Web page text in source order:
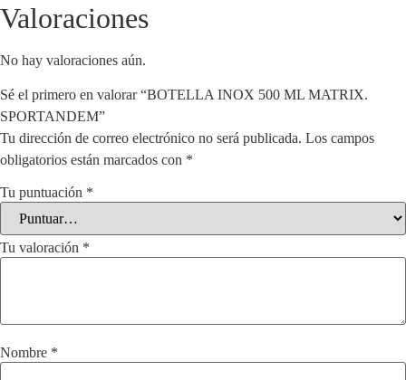
Valoraciones
No hay valoraciones aún.
Sé el primero en valorar “BOTELLA INOX 500 ML MATRIX.
SPORTANDEM”
Tu dirección de correo electrónico no será publicada. Los campos
obligatorios están marcados con *
Tu puntuación *
Tu valoración *
Nombre *